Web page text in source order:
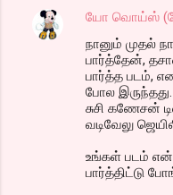
யோ வொய்ஸ்
நானும் முதல்
பார்த்தேன்,
பார்த்த படம்,
போல
சுசி கணேசன்
வடிவேலு
உங்கள் படம் என்
பார்த்திட்டு